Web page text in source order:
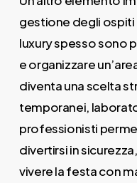
gestione degli ospiti
luxury spesso sono
e organizzare
diventa una scelta
temporanei,
professionisti
divertirsi in
vivere la festa con